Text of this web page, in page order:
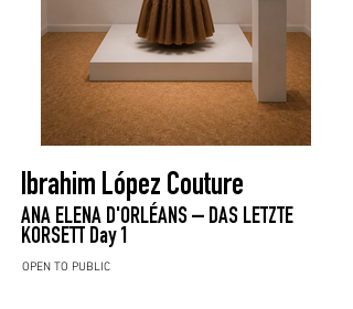
Ibrahim López Couture
ANA ELENA D'ORLÉANS – DAS LETZTE
KORSETT Day 1
OPEN TO PUBLIC